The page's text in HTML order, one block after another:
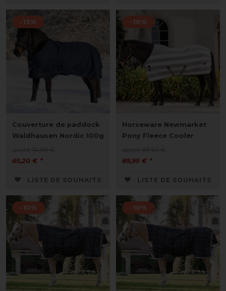
-13%
Couverture de paddock
Waldhausen Nordic 100g
65,20 € *
LISTE DE SOUHAITS
-10%
Horseware Newmarket
Pony Fleece Cooler
89,95 € *
LISTE DE SOUHAITS
-10% -10%